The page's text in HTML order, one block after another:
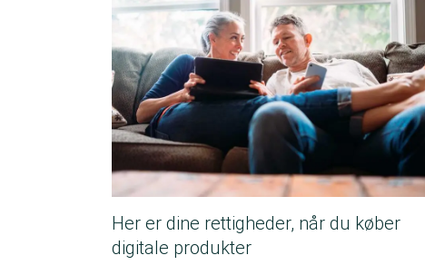
Her er dine rettigheder, når du køber
digitale produkter